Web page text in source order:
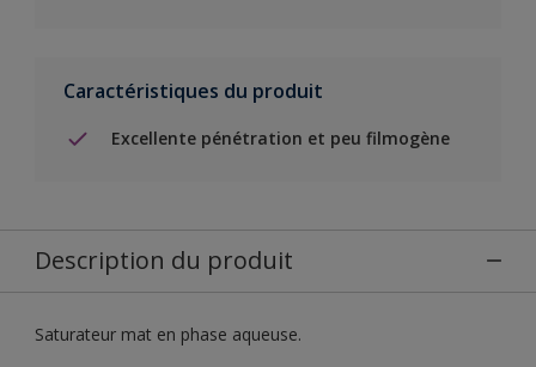
Caractéristiques du produit
Excellente pénétration et peu filmogène
Description du produit
Saturateur mat en phase aqueuse.